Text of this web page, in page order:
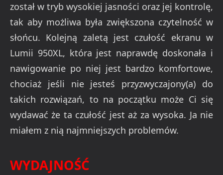
został w tryb wysokiej jasności oraz jej kontrolę,
tak aby możliwa była zwiększona czytelność w
słońcu. Kolejną zaletą jest czułość ekranu w
Lumii 950XL, która jest naprawdę doskonała i
nawigowanie po niej jest bardzo komfortowe,
chociaż jeśli nie jesteś przyzwyczajony(a) do
takich rozwiązań, to na początku może Ci się
wydawać że ta czułość jest aż za wysoka. Ja nie
miałem z nią najmniejszych problemów.
WYDAJNOŚĆ